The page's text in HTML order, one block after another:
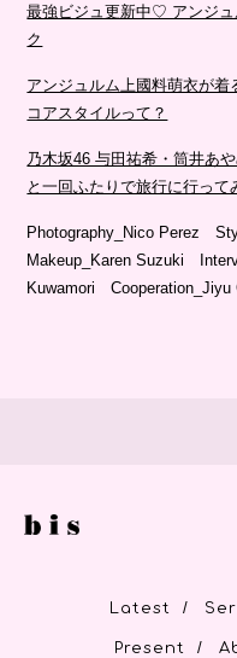
最強ビジュ更新中♡ アンジュ
ク
アンジュルム上國料萌衣が着
コアスタイルって？
乃木坂46 与田祐希・筒井あ
と一回ふたりで旅行に行って
Photography_Nico Perez
Makeup_Karen Suzuki
Kuwamori Cooperation_Jiyu
Latest /
Present /